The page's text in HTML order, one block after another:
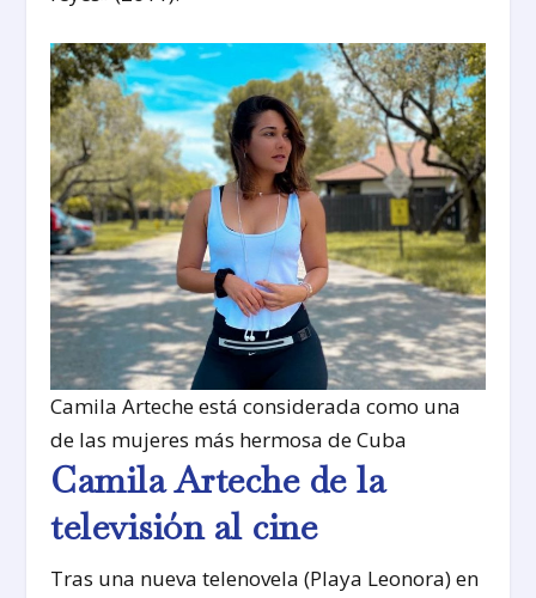
Camila Arteche está considerada como una
de las mujeres más hermosa de Cuba
Camila Arteche de la
televisión al cine
Tras una nueva telenovela (Playa Leonora) en